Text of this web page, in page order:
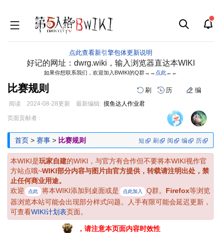
点此查看新引擎包体更新说明
好记的网址：dwrg.wiki，输入浏览器直达本WIKI
如果你想联系我们，欢迎加入BWIKI的Q群→→ 点此←←
比赛规则 刷 历 编
阅读 2024-08-28更新 最新编辑: 摸鱼达人作业君
跳
导
跳
搜
页面贡献者 :
首页 > 赛事 > 比赛规则 短 刷 阅 编 历
本WIKI是玩家自建的WIKI，与官方有合作但不要将本WIKI视作官
方站点哦~WIKI部分内容与图片由官方提供，转载请注明出处，禁
止任何商业用途。
欢迎
点此 将本WIKI添加到桌面或是 点此加入 Q群。 Firefox等浏览
器浏览本站可能会出现部分样式问题。人手有限可能会延迟更新，
可查看WIKI计划表页面。
，请注意本页面内容时效性